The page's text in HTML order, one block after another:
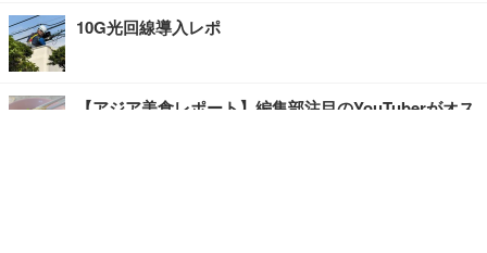
10G光回線導入レポ
【アジア美食レポート】編集部注目のYouTuberがオス